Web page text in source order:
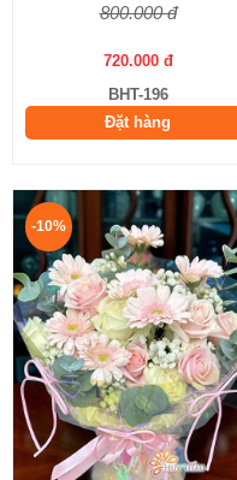
800.000 đ
720.000 đ
BHT-196
Đặt hàng
-10%